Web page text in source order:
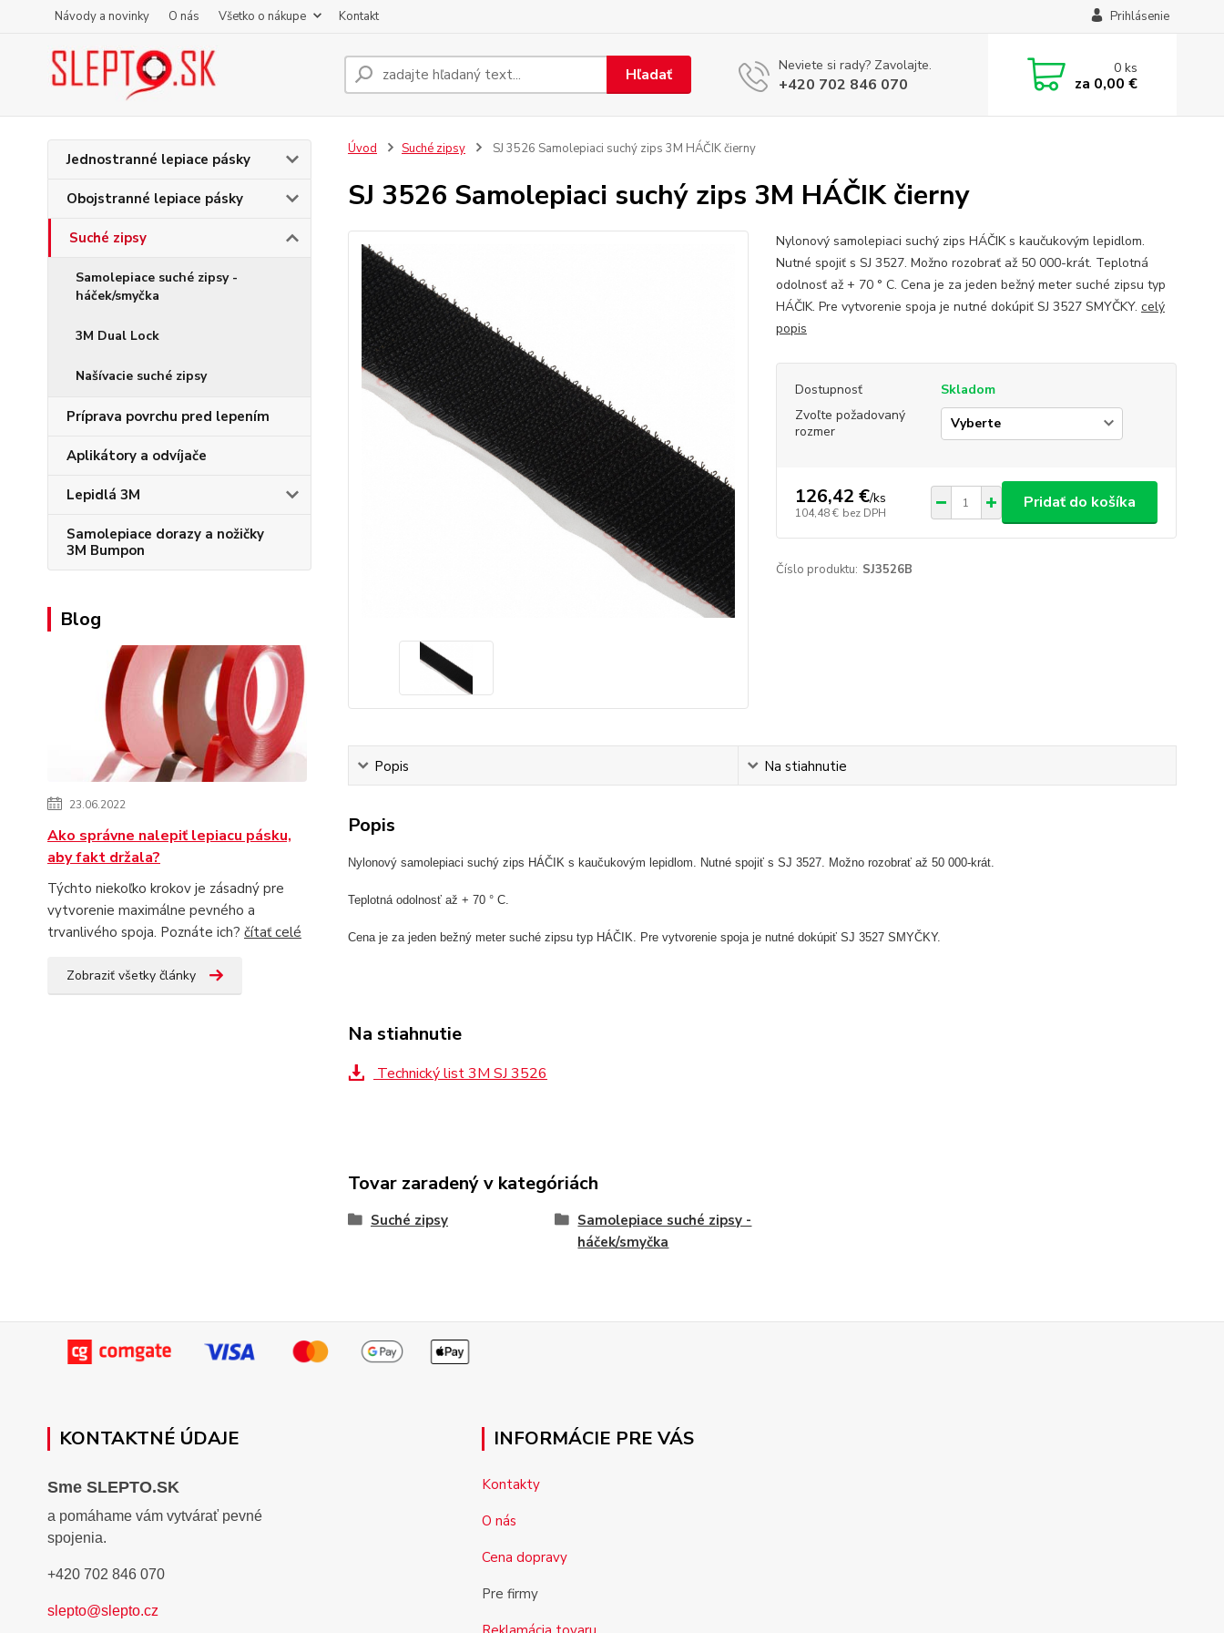
Návody a novinky O nás Všetko o nákupe Kontakt Prihlásenie
Hľadať Neviete si rady? Zavolajte.
+420 702 846 070
0ks
za 0,00 €
Jednostranné lepiace pásky
Obojstranné lepiace pásky
Suché zipsy
Samolepiace suché zipsy -
háček/smyčka
3M Dual Lock
Našívacie suché zipsy
Príprava povrchu pred lepením
Aplikátory a odvíjače
Lepidlá 3M
Samolepiace dorazy a nožičky
3M Bumpon
Blog
23.06.2022
Ako správne nalepiť lepiacu pásku,
aby fakt držala?
Týchto niekoľko krokov je zásadný pre
vytvorenie maximálne pevného a
trvanlivého spoja. Poznáte ich? čítať celé
Zobraziť všetky články
Úvod Suché zipsy SJ 3526 Samolepiaci suchý zips 3M HÁČIK čierny
SJ 3526 Samolepiaci suchý zips 3M HÁČIK čierny
Nylonový samolepiaci suchý zips HÁČIK s kaučukovým lepidlom.
Nutné spojiť s SJ 3527. Možno rozobrať až 50 000-krát. Teplotná
odolnosť až + 70 ° C. Cena je za jeden bežný meter suché zipsu typ
HÁČIK. Pre vytvorenie spoja je nutné dokúpiť SJ 3527 SMYČKY. celý
popis
Dostupnosť
Skladom
Zvoľte požadovaný
rozmer
126,42 €/ks
104,48 € bez DPH
Pridať do košíka
Číslo produktu: SJ3526B
Popis Na stiahnutie
Popis
Nylonový samolepiaci suchý zips HÁČIK s kaučukovým lepidlom. Nutné spojiť s SJ 3527. Možno rozobrať až 50 000-krát.
Teplotná odolnosť až + 70 ° C.
Cena je za jeden bežný meter suché zipsu typ HÁČIK. Pre vytvorenie spoja je nutné dokúpiť SJ 3527 SMYČKY.
Na stiahnutie
Technický list 3M SJ 3526
Tovar zaradený v kategóriách
Suché zipsy
Samolepiace suché zipsy -
háček/smyčka
KONTAKTNÉ ÚDAJE
Sme SLEPTO.SK
a pomáhame vám vytvárať pevné
spojenia.
+420 702 846 070
slepto@slepto.cz
INFORMÁCIE PRE VÁS
Kontakty
O nás
Cena dopravy
Pre firmy